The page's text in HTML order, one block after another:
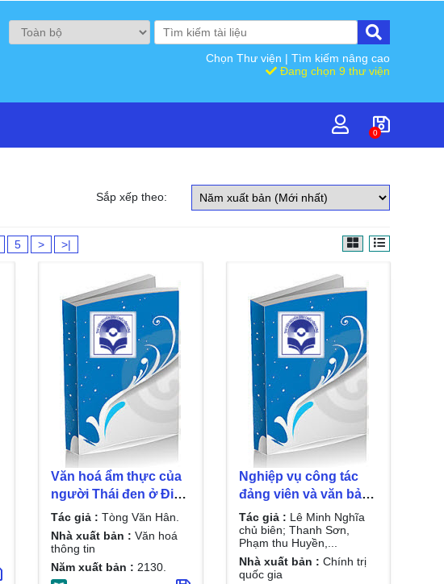
Chọn Thư viện | Tìm kiếm nâng cao
Đang chọn 9 thư viện
0
Sắp xếp theo:
5 > >|
Văn hoá ẩm thực của
người Thái đen ở Điện
Biên / Tòng Văn Hân.
Tác giả : Tòng Văn Hân.
Nhà xuất bản : Văn hoá
thông tin
Năm xuất bản : 2130.
Nghiệp vụ công tác
đảng viên và văn bản
hướng dẫn thực hiện /
Lê Minh Nghĩa chủ
biên; Thanh Sơn,
Phạm thu Huyền,...
Tác giả : Lê Minh Nghĩa
chủ biên; Thanh Sơn,
Phạm thu Huyền,...
Nhà xuất bản : Chính trị
quốc gia